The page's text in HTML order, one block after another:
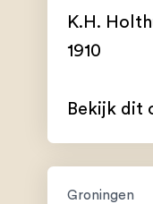
K.H.
1910
Bekijk dit
Groningen